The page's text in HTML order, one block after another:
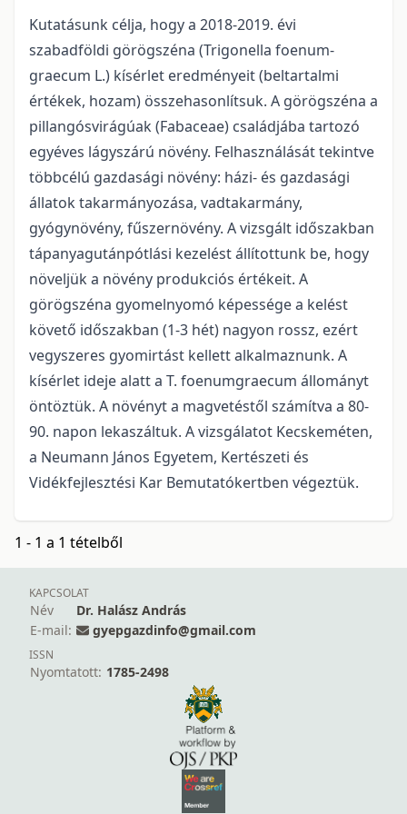
Kutatásunk célja, hogy a 2018-2019. évi
szabadföldi görögszéna (Trigonella foenum-
graecum L.) kísérlet eredményeit (beltartalmi
értékek, hozam) összehasonlítsuk. A görögszéna a
pillangósvirágúak (Fabaceae) családjába tartozó
egyéves lágyszárú növény. Felhasználását tekintve
többcélú gazdasági növény: házi- és gazdasági
állatok takarmányozása, vadtakarmány,
gyógynövény, fűszernövény. A vizsgált időszakban
tápanyagutánpótlási kezelést állítottunk be, hogy
növeljük a növény produkciós értékeit. A
görögszéna gyomelnyomó képessége a kelést
követő időszakban (1-3 hét) nagyon rossz, ezért
vegyszeres gyomirtást kellett alkalmaznunk. A
kísérlet ideje alatt a T. foenumgraecum állományt
öntöztük. A növényt a magvetéstől számítva a 80-
90. napon lekaszáltuk. A vizsgálatot Kecskeméten,
a Neumann János Egyetem, Kertészeti és
Vidékfejlesztési Kar Bemutatókertben végeztük.
1 - 1 a 1 tételből
KAPCSOLAT
Név
Dr. Halász András
E-mail:
gyepgazdinfo@gmail.com
ISSN
Nyomtatott: 1785-2498